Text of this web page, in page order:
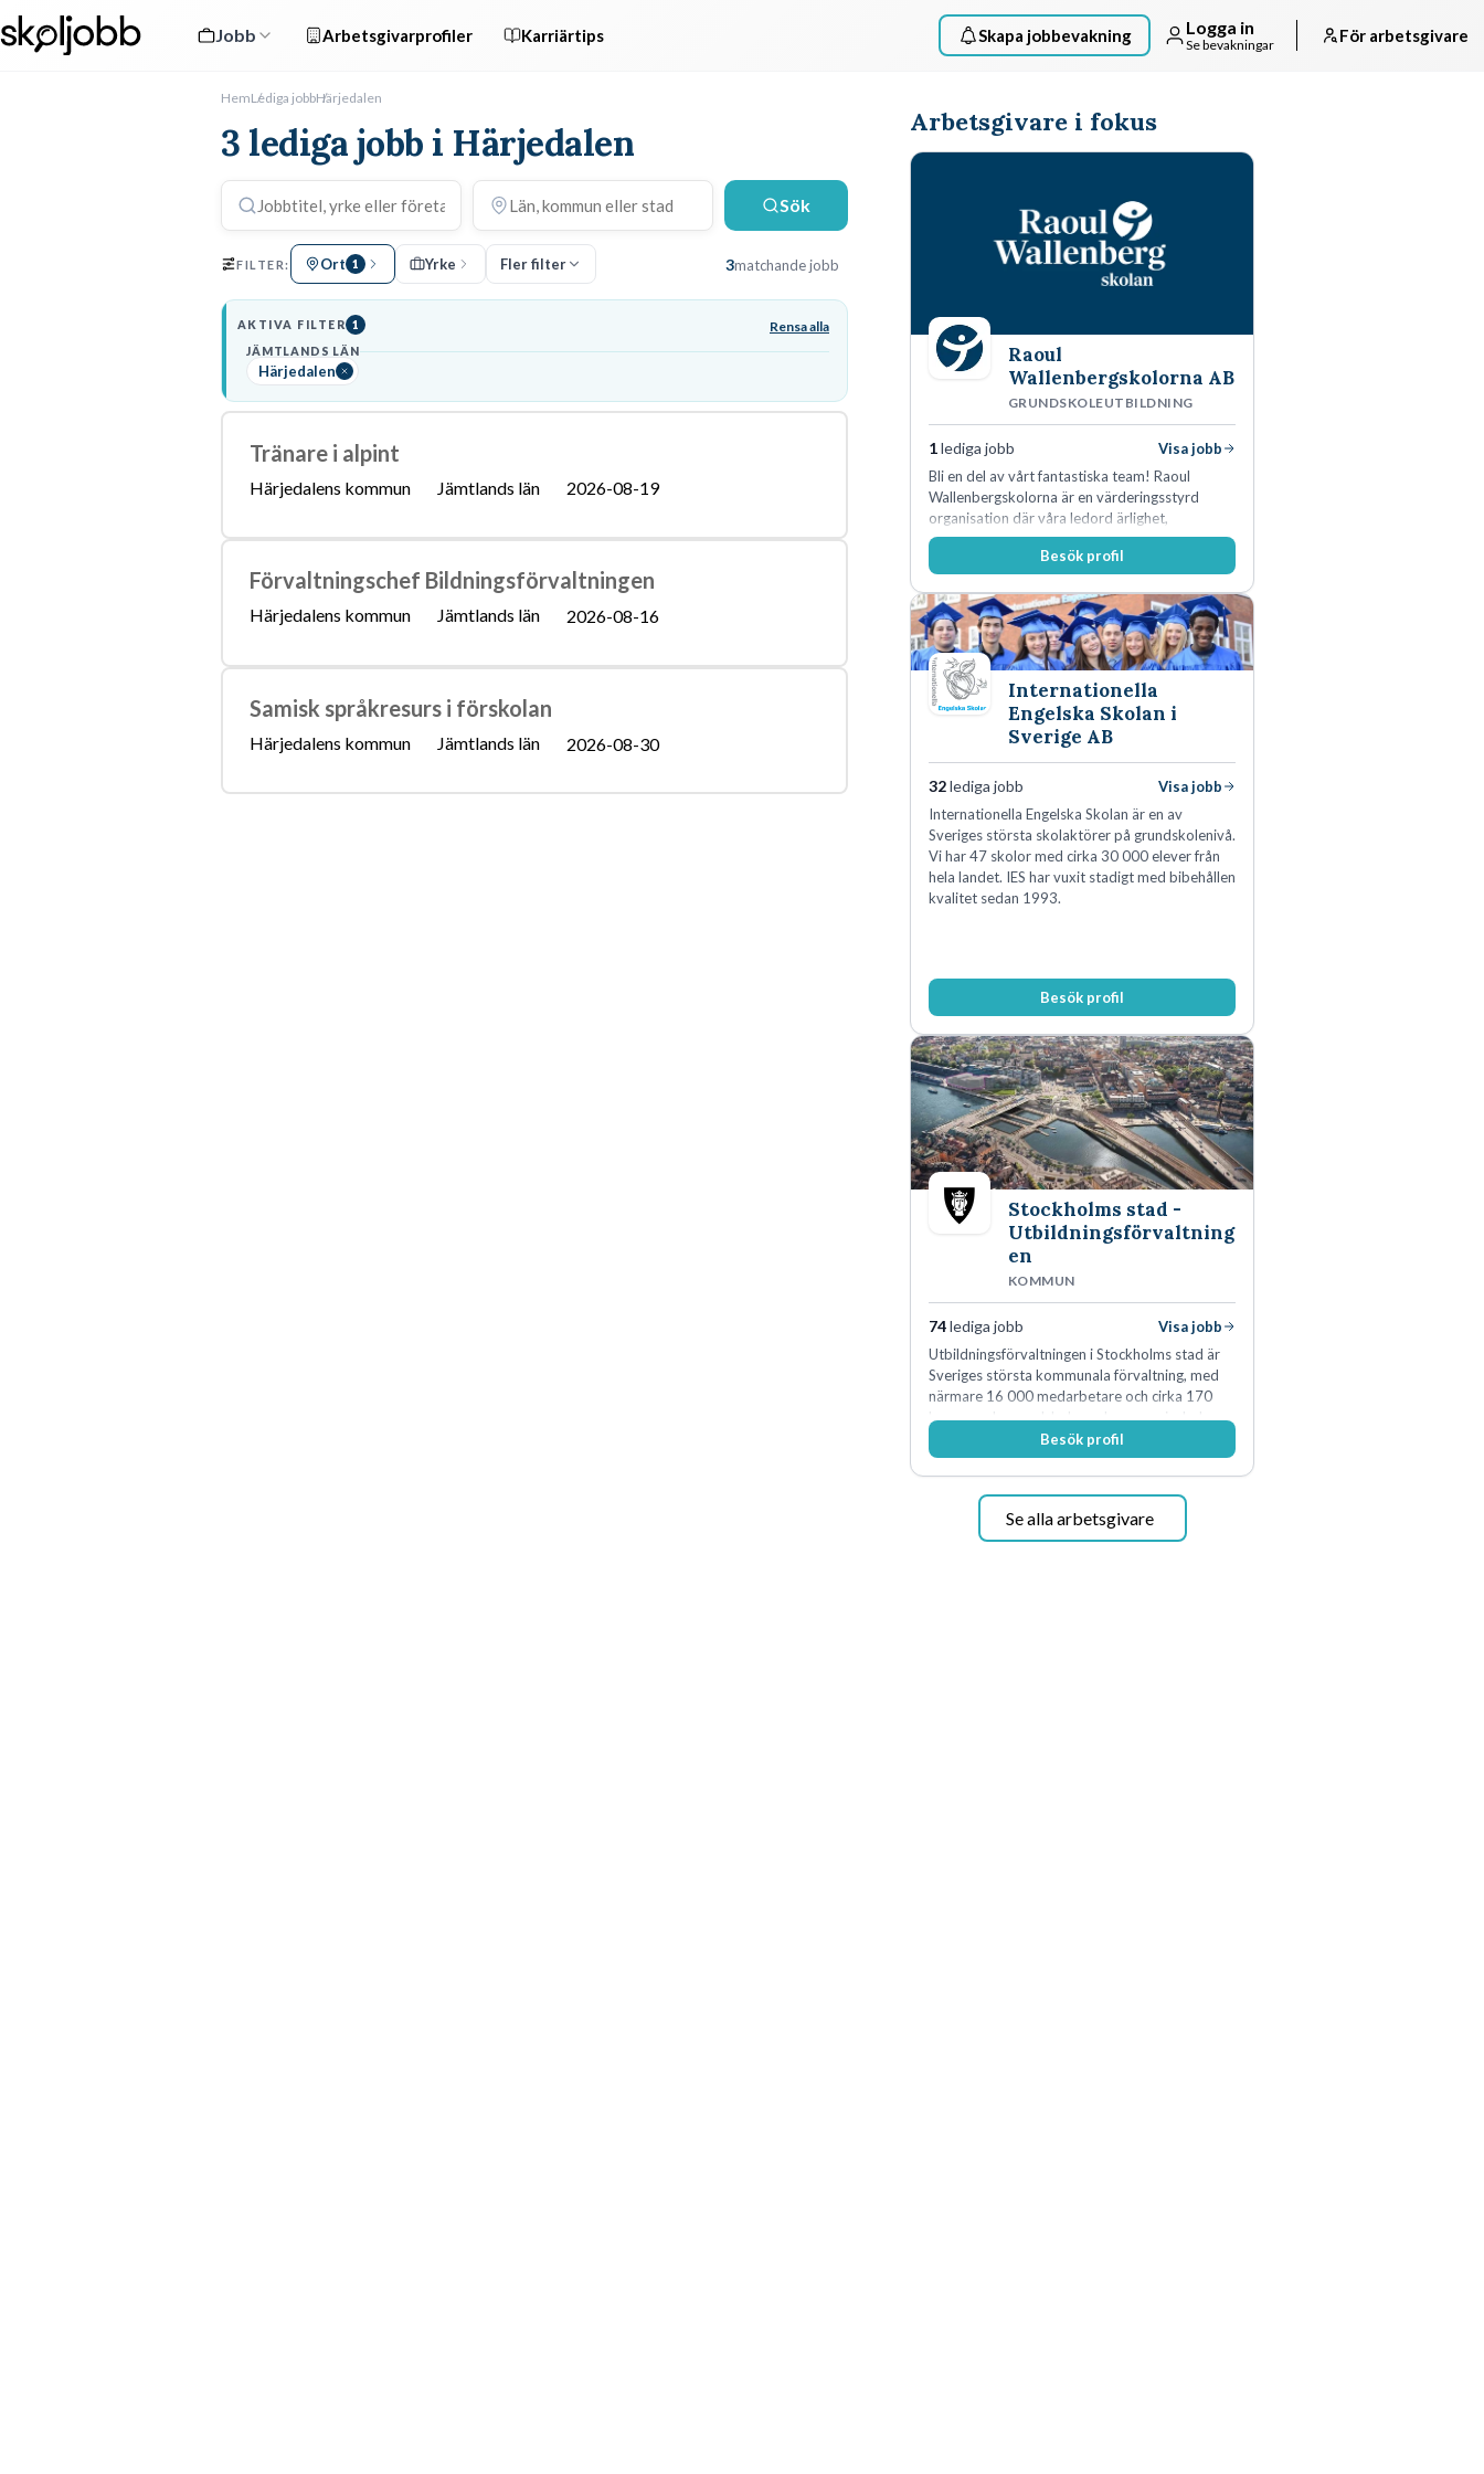
Jobb Arbetsgivarprofiler Karriärtips Skapa jobbevakning Logga in
Se bevakningar För arbetsgivare
HemLediga jobbHärjedalen
3 lediga jobb i Härjedalen
Sök
FILTER: Ort 1 Yrke Fler filter 3matchande jobb
AKTIVA FILTER 1 Rensa alla
JÄMTLANDS LÄN
Härjedalen
Tränare i alpint
Härjedalens kommun Jämtlands län 2026-08-19
Förvaltningschef Bildningsförvaltningen
Härjedalens kommun Jämtlands län 2026-08-16
Samisk språkresurs i förskolan
Härjedalens kommun Jämtlands län 2026-08-30
Arbetsgivare i fokus
Raoul
Wallenbergskolorna AB
GRUNDSKOLEUTBILDNING
1lediga jobb
Visa jobb
Bli en del av vårt fantastiska team! Raoul
Wallenbergskolorna är en värderingsstyrd
organisation där våra ledord ärlighet,
medkänsla, mod och handlingskraft
genomsyrar allt vi gör. Vi är tydliga med vad vi
samtidigt möjligheter att växa och utvecklas
internt.
Besök profil
Internationella
Engelska Skolan i
Sverige AB
32lediga jobb
Visa jobb
Internationella Engelska Skolan är en av
Sveriges största skolaktörer på grundskolenivå.
Vi har 47 skolor med cirka 30 000 elever från
hela landet. IES har vuxit stadigt med bibehållen
kvalitet sedan 1993.
Besök profil
Stockholms stad -
Utbildningsförvaltning
en
KOMMUN
74lediga jobb
Visa jobb
Utbildningsförvaltningen i Stockholms stad är
Sveriges största kommunala förvaltning, med
närmare 16 000 medarbetare och cirka 170
kommunala grundskolor och gymnasieskolor
Besök profil
Se alla arbetsgivare